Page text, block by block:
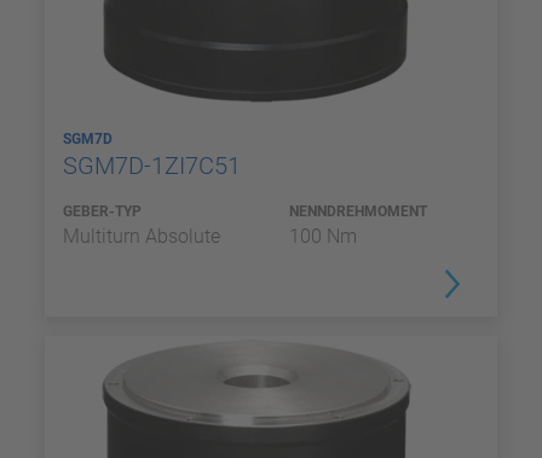
SGM7D
SGM7D-1ZI7C51
GEBER-TYP
Multiturn Absolute
NENNDREHMOMENT
100 Nm